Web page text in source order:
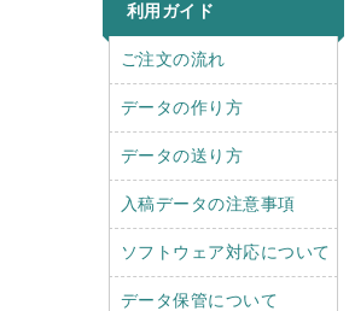
利用ガイド
r
ご注文の流れ
データの作り方
データの送り方
入稿データの注意事項
ソフトウェア対応について
データ保管について